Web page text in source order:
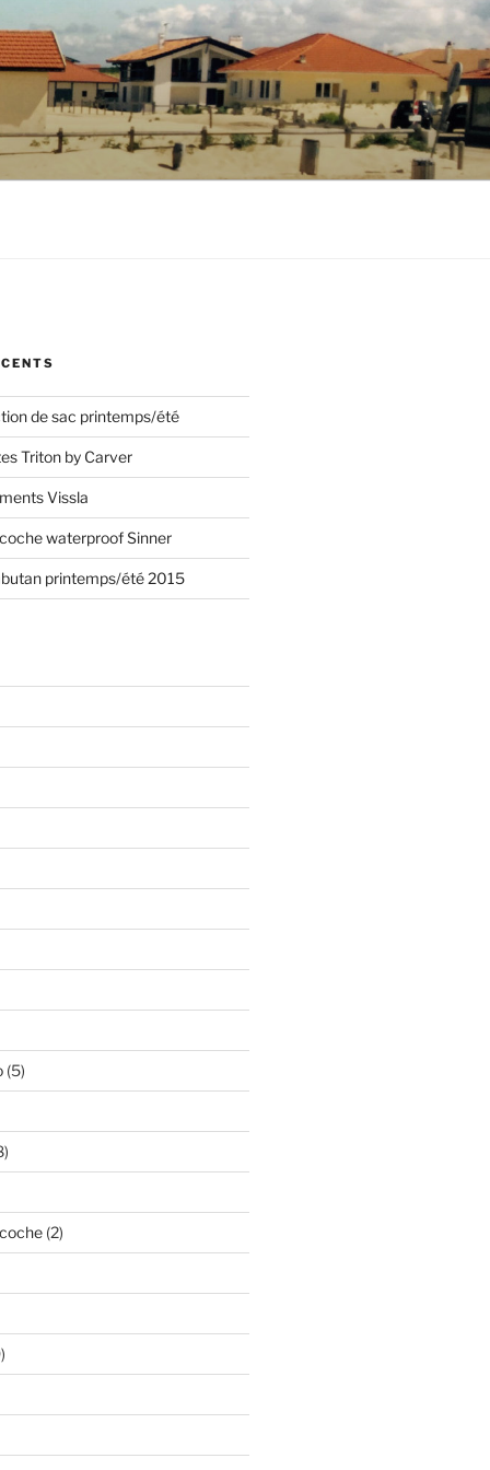
de sac printemps/été
Triton by Carver
Vissla
waterproof Sinner
printemps/été 2015
(5)
(2)